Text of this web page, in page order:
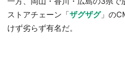
ストアチェーン「ザグザグ」の
けず劣らず有名だ。